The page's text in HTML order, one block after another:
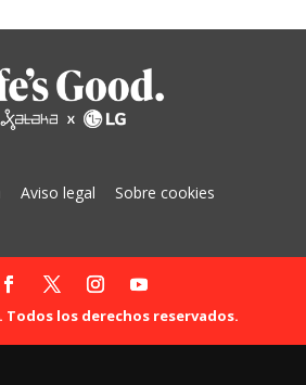
Aviso legal Sobre cookies
Todos los derechos reservados.